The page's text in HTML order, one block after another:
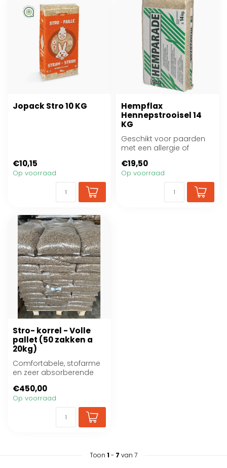
Jopack Stro 10 KG
€10,15
Op voorraad
Hempflax
Hennepstrooisel 14
KG
Geschikt voor paarden
met een allergie of
€19,50
Op voorraad
Stro- korrel - Volle
pallet (50 zakken a
20kg)
Comfortabele, stofarme
en zeer absorberende
de paardenstal.
€450,00
Op voorraad
Toon 1- 7 van 7